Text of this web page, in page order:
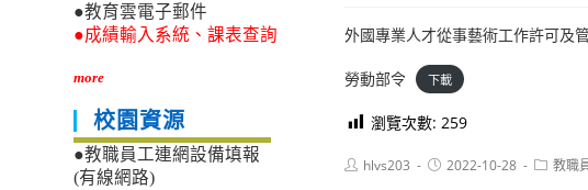
外國專業人才從事藝術工作許可及
勞動部令 下載
瀏覽次數: 259
Posthlvs203
Post2022-10-28
Post教職
●教育雲電子郵件
●成績輸入系統、課表查詢
more
校園資源
●教職員工連網設備填報
(有線網路)